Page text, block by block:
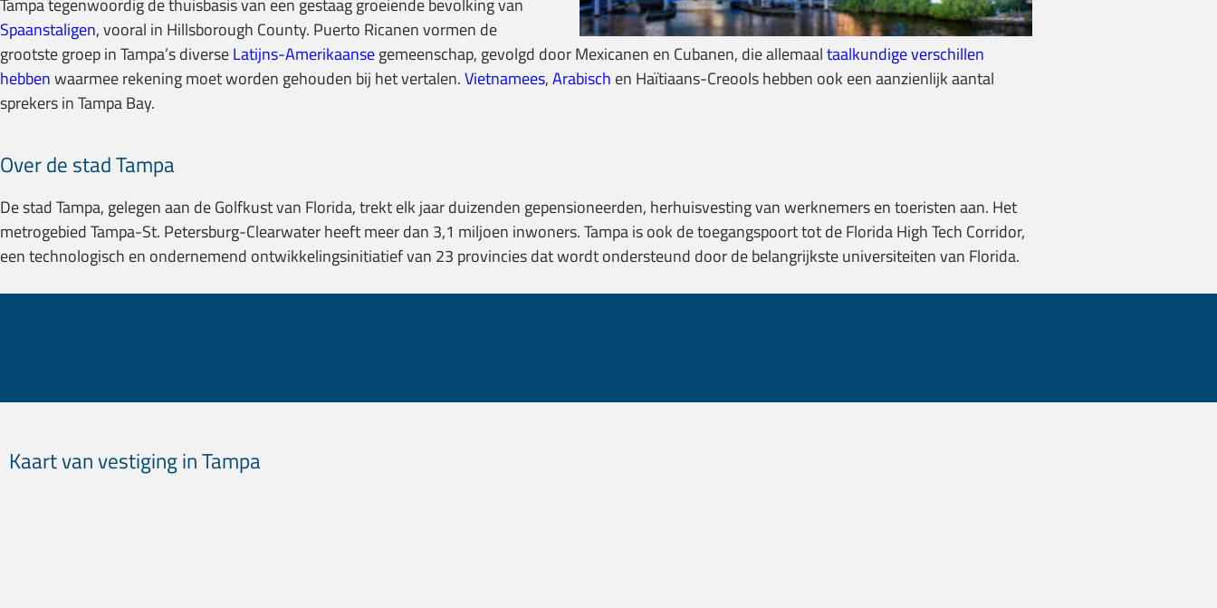
Spaanstaligen, vooral in Hillsborough County. Puerto Ricanen vormen de
grootste groep in Tampa’s diverseLatijns-Amerikaansegemeenschap, gevolgd door Mexicanen en Cubanen, die allemaaltaalkundige verschillen
hebbenwaarmee rekening moet worden gehouden bij het vertalen.Vietnamees,Arabisch en Haïtiaans-Creools hebben ook een aanzienlijk aantal
sprekers in Tampa Bay.
Over de stad Tampa
De stad Tampa, gelegen aan de Golfkust van Florida, trekt elk jaar duizenden gepensioneerden, herhuisvesting van werknemers en toeristen aan. Het
metrogebied Tampa-St. Petersburg-Clearwater heeft meer dan 3,1 miljoen inwoners. Tampa is ook de toegangspoort tot de Florida High Tech Corridor,
een technologisch en ondernemend ontwikkelingsinitiatief van 23 provincies dat wordt ondersteund door de belangrijkste universiteiten van Florida.
Wist je dat?
Kaart van vestiging in Tampa